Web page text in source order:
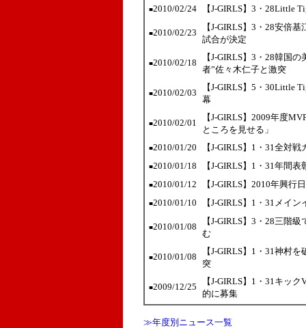
■2010/02/24 【J-GIRLS】3・28Little
■2010/02/23
【J-GIRLS】3・28安倍
試合が決定
■2010/02/18
【J-GIRLS】3・28韓国
者”佐々木仁子と激突
■2010/02/03
【J-GIRLS】5・30Little
幕
■2010/02/01
【J-GIRLS】2009年度
ところを見せる」
■2010/01/20 【J-GIRLS】1・31全対
■2010/01/18 【J-GIRLS】1・31年間
■2010/01/12 【J-GIRLS】2010年興
■2010/01/10 【J-GIRLS】1・31メイ
■2010/01/08
【J-GIRLS】3・28三階
む
■2010/01/08
【J-GIRLS】1・31神村
突
■2009/12/25
【J-GIRLS】1・31キッ
的に募集
≫年度別ニュース一覧